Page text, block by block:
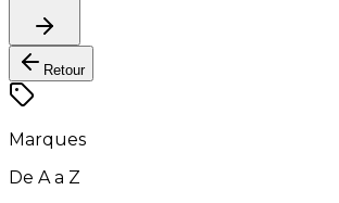
Retour
Marques
De A a Z